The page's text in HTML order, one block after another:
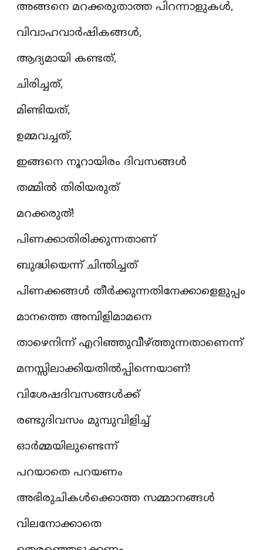
അങ്ങനെ മറക്കരുതാത്ത പിറന്നാളുകൾ,
വിവാഹവാർഷികങ്ങൾ,
ആദ്യമായി കണ്ടത്,
ചിരിച്ചത്,
മിണ്ടിയത്,
ഉമ്മവച്ചത്,
ഇങ്ങനെ നൂറായിരം ദിവസങ്ങൾ
തമ്മിൽ തിരിയരുത്
മറക്കരുത്!
പിണക്കാതിരിക്കുന്നതാണ്
ബുദ്ധിയെന്ന് ചിന്തിച്ചത്
പിണക്കങ്ങൾ തീർക്കുന്നതിനേക്കാളെളുപ്പം
മാനത്തെ അമ്പിളിമാമനെ
താഴെനിന്ന് എറിഞ്ഞുവീഴ്ത്തുന്നതാണെന്ന്
മനസ്സിലാക്കിയതിൽപ്പിന്നെയാണ്!
വിശേഷദിവസങ്ങൾക്ക്
രണ്ടുദിവസം മുമ്പുവിളിച്ച്
ഓർമ്മയിലുണ്ടെന്ന്
പറയാതെ പറയണം
അഭിരുചികൾക്കൊത്ത സമ്മാനങ്ങൾ
വിലനോക്കാതെ